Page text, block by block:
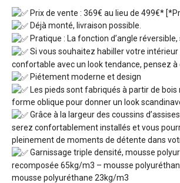
Prix de vente : 369€ au lieu de 499€*
Déjà monté, livraison possible.
Pratique : La fonction d’angle
Si vous souhaitez habiller votre intérieur
confortable avec un look tendance, pensez à
Piétement moderne et design
Les pieds sont fabriqués à partir de
forme oblique pour donner un look
Grâce à la largeur des coussins
serez confortablement installés et vous
pleinement de moments de détente dans
Garnissage triple densité, mousse
recomposée 65kg/m3 – mousse
mousse polyuréthane 23kg/m3